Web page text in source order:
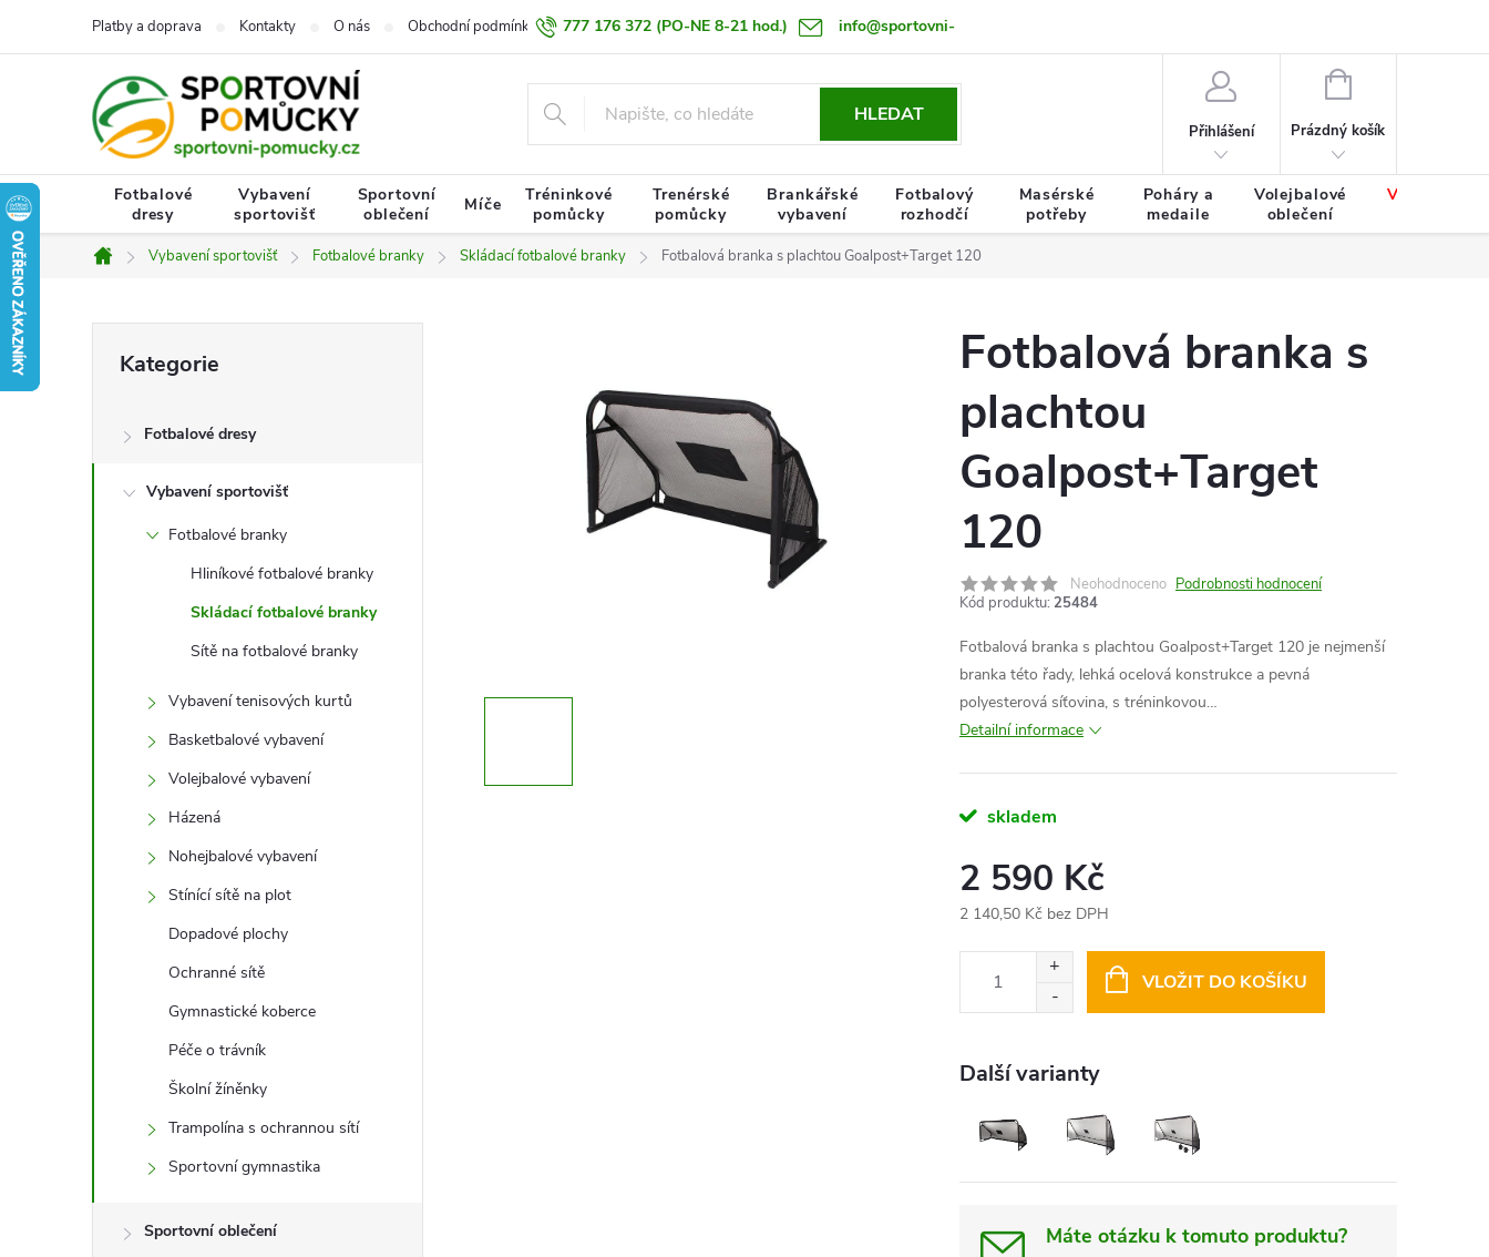
777 176 372 (PO-NE 8-21 hod.) info@sportovni-
pomucky.cz
Platby a doprava Kontakty O nás Obchodní podmínky Zásady zpracování osobních údajů Termín doručení zboží
HLEDAT
Přihlášení
NÁKUPNÍ
Prázdný košík
Fotbalové
dresy
Vybavení
sportovišť
Sportovní
oblečení
Míče
Tréninkové
pomůcky
Trenérské
pomůcky
Brankářské
vybavení
Fotbalový
rozhodčí
Masérské
potřeby
Poháry a
medaile
Volejbalové
oblečení
Výprodej
Domů
Vybavení sportovišť Fotbalové branky Skládací fotbalové branky Fotbalová branka s plachtou Goalpost+Target 120
s
kategorie
Kategorie
Fotbalové dresy
Vybavení sportovišť
Fotbalové branky
Hliníkové fotbalové branky
Skládací fotbalové branky
Sítě na fotbalové branky
Vybavení tenisových kurtů
Basketbalové vybavení
Volejbalové vybavení
Házená
Nohejbalové vybavení
Stínící sítě na plot
Dopadové plochy
Ochranné sítě
Gymnastické koberce
Péče o trávník
Školní žíněnky
Trampolína s ochrannou sítí
Sportovní gymnastika
Sportovní oblečení
Fotbalová branka s
plachtou
Goalpost+Target
120
Neohodnoceno Podrobnosti hodnocení
Kód produktu: 25484
Fotbalová branka s plachtou Goalpost+Target 120 je nejmenší
branka této řady, lehká ocelová konstrukce a pevná
polyesterová síťovina, s tréninkovou…
Detailní informace
skladem
2 590 Kč
2 140,50 Kč bez DPH
VLOŽIT DO KOŠÍKU
Další varianty
Máte otázku k tomuto produktu?